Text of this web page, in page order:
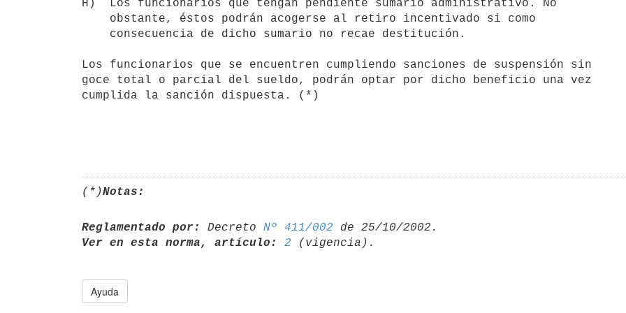
H)  Los funcionarios que tengan pendiente sumario administrativo. No
Los funcionarios que se encuentren cumpliendo sanciones de suspensión sin
goce total o parcial del sueldo, podrán optar por dicho beneficio una vez
cumplida la sanción dispuesta. (*)
(*)Notas:
Reglamentado por: Decreto Nº 411/002
Ver en esta norma, artículo:
2
Ayuda